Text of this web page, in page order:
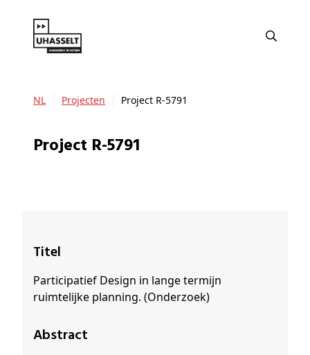
NL Projecten Project R-5791
Project R-5791
Titel
Participatief Design in lange termijn
ruimtelijke planning. (Onderzoek)
Abstract